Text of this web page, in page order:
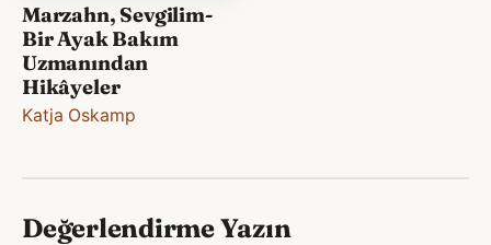
Marzahn, Sevgilim-
Bir Ayak Bakım
Uzmanından
Hikâyeler
Katja Oskamp
Değerlendirme Yazın